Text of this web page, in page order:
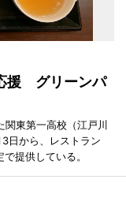
援 グリーンパ
関東第一高校（江戸川
日から、レストラン
提供している。